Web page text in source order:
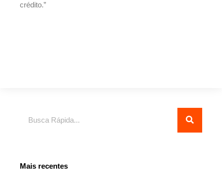
crédito.”
Mais recentes